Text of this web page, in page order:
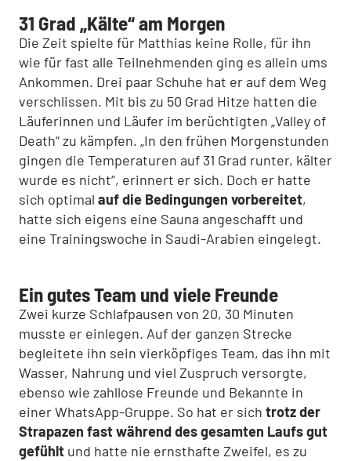
31 Grad „Kälte“ am Morgen
Die Zeit spielte für Matthias keine Rolle, für ihn
wie für fast alle Teilnehmenden ging es allein ums
Ankommen. Drei paar Schuhe hat er auf dem Weg
verschlissen. Mit bis zu 50 Grad Hitze hatten die
Läuferinnen und Läufer im berüchtigten „Valley of
Death“ zu kämpfen. „In den frühen Morgenstunden
gingen die Temperaturen auf 31 Grad runter, kälter
wurde es nicht“, erinnert er sich. Doch er hatte
sich optimal auf die Bedingungen vorbereitet,
hatte sich eigens eine Sauna angeschafft und
eine Trainingswoche in Saudi-Arabien eingelegt.
Ein gutes Team und viele Freunde
Zwei kurze Schlafpausen von 20, 30 Minuten
musste er einlegen. Auf der ganzen Strecke
begleitete ihn sein vierköpfiges Team, das ihn mit
Wasser, Nahrung und viel Zuspruch versorgte,
ebenso wie zahllose Freunde und Bekannte in
einer WhatsApp-Gruppe. So hat er sich trotz der
Strapazen fast während des gesamten Laufs gut
gefühlt und hatte nie ernsthafte Zweifel, es zu